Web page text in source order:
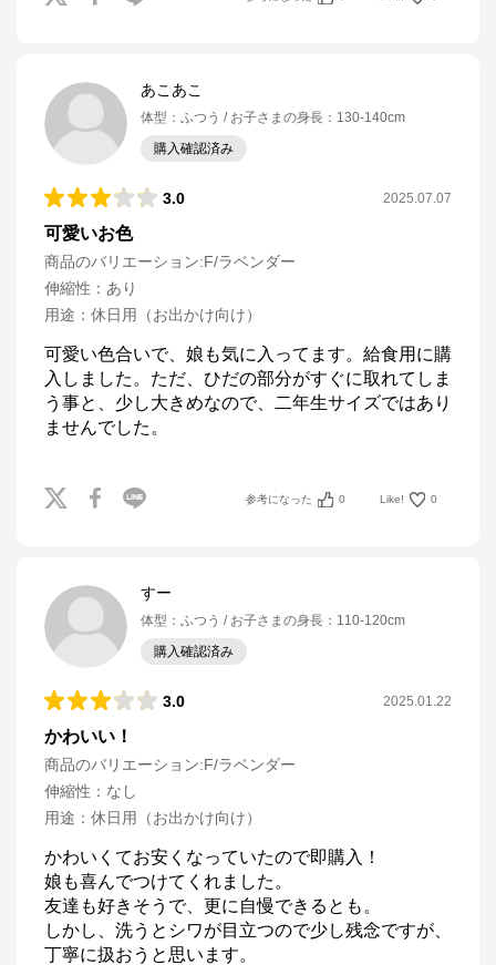
あこあこ
体型 ： ふつう お子さまの身長 ： 130-140cm
購入確認済み
3.0 2025.07.07
可愛いお色
商品のバリエーション:F/ラベンダー
伸縮性 ： あり
用途 ： 休日用（お出かけ向け）
可愛い色合いで、娘も気に入ってます。給食用に購
入しました。ただ、ひだの部分がすぐに取れてしま
う事と、少し大きめなので、二年生サイズではあり
ませんでした。
参考になった 0 Like! 0
すー
体型 ： ふつう お子さまの身長 ： 110-120cm
購入確認済み
3.0 2025.01.22
かわいい！
商品のバリエーション:F/ラベンダー
伸縮性 ： なし
用途 ： 休日用（お出かけ向け）
かわいくてお安くなっていたので即購入！
娘も喜んでつけてくれました。
友達も好きそうで、更に自慢できるとも。
しかし、洗うとシワが目立つので少し残念ですが、
丁寧に扱おうと思います。